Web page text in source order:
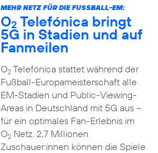
MEHR NETZ FÜR DIE FUSSBALL-EM:
O2 Telefónica bringt
5G in Stadien und auf
Fanmeilen
O2Telefónica stattet während der
Fußball-Europameisterschaft alle
EM-Stadien und Public-Viewing-
Areas in Deutschland mit 5G aus –
für ein optimales Fan-Erlebnis im
O2Netz. 2,7 Millionen
Zuschauer:innen können die Spiele